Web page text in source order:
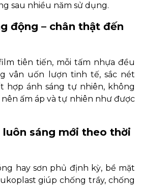
sau nhiều năm sử dụng.
động – chân thật đến
tiên tiến, mỗi tấm nhựa đều
vân uốn lượn tinh tế, sắc nét
hợp ánh sáng tự nhiên, không
ấm áp và tự nhiên như được
luôn sáng mới theo thời
hay sơn phủ định kỳ, bề mặt
giúp chống trầy, chống